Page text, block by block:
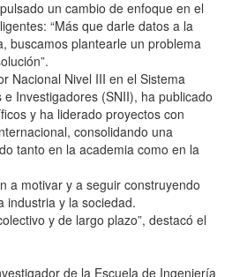
un cambio de enfoque en el
“Más que darle datos a la
buscamos plantearle un problema
Nacional Nivel III en el Sistema
Investigadores (SNII), ha publicado
y ha liderado proyectos con
consolidando una
tanto en la academia como en la
a motivar y a seguir construyendo
industria y la sociedad.
y de largo plazo”, destacó el
de la Escuela de Ingeniería